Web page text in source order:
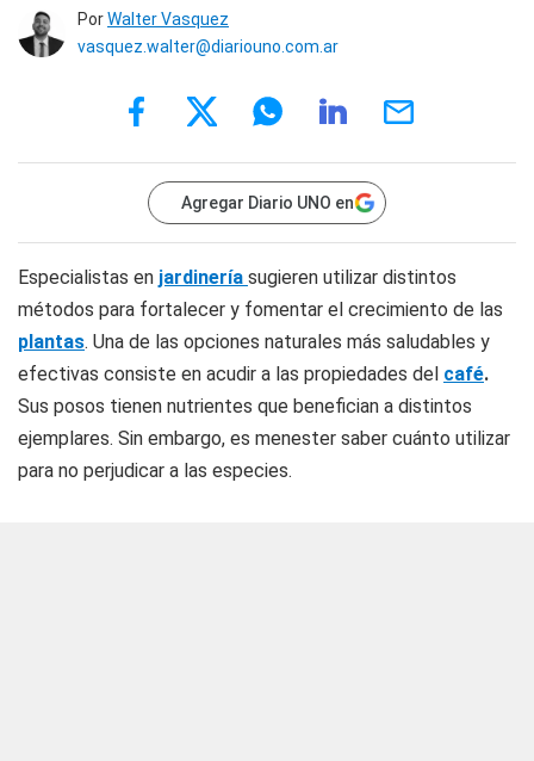
PorWalter Vasquez
vasquez.walter@diariouno.com.ar
Agregar Diario UNO en
Especialistas en jardinería sugieren utilizar distintos
métodos para fortalecer y fomentar el crecimiento de las
plantas. Una de las opciones naturales más saludables y
efectivas consiste en acudir a las propiedades del café.
Sus posos tienen nutrientes que benefician a distintos
ejemplares. Sin embargo, es menester saber cuánto utilizar
para no perjudicar a las especies.